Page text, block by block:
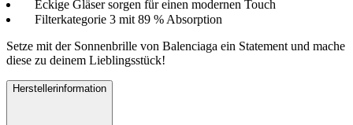
Eckige Gläser sorgen für einen modernen Touch
Filterkategorie 3 mit 89 % Absorption
Setze mit der Sonnenbrille von Balenciaga ein Statement und mache
diese zu deinem Lieblingsstück!
Herstellerinformation